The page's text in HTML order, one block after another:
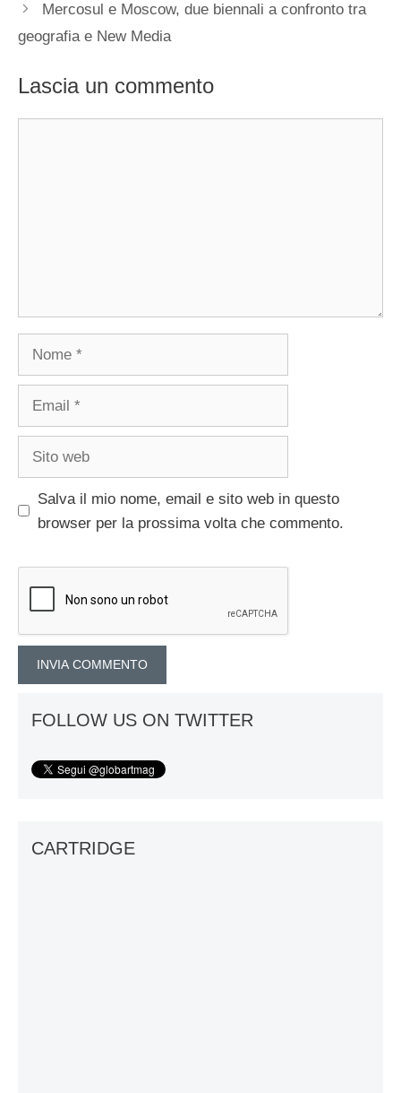
Mercosul e Moscow, due biennali a confronto tra
geografia e New Media
Lascia un commento
Salva il mio nome, email e sito web in questo
browser per la prossima volta che commento.
FOLLOW US ON TWITTER
CARTRIDGE